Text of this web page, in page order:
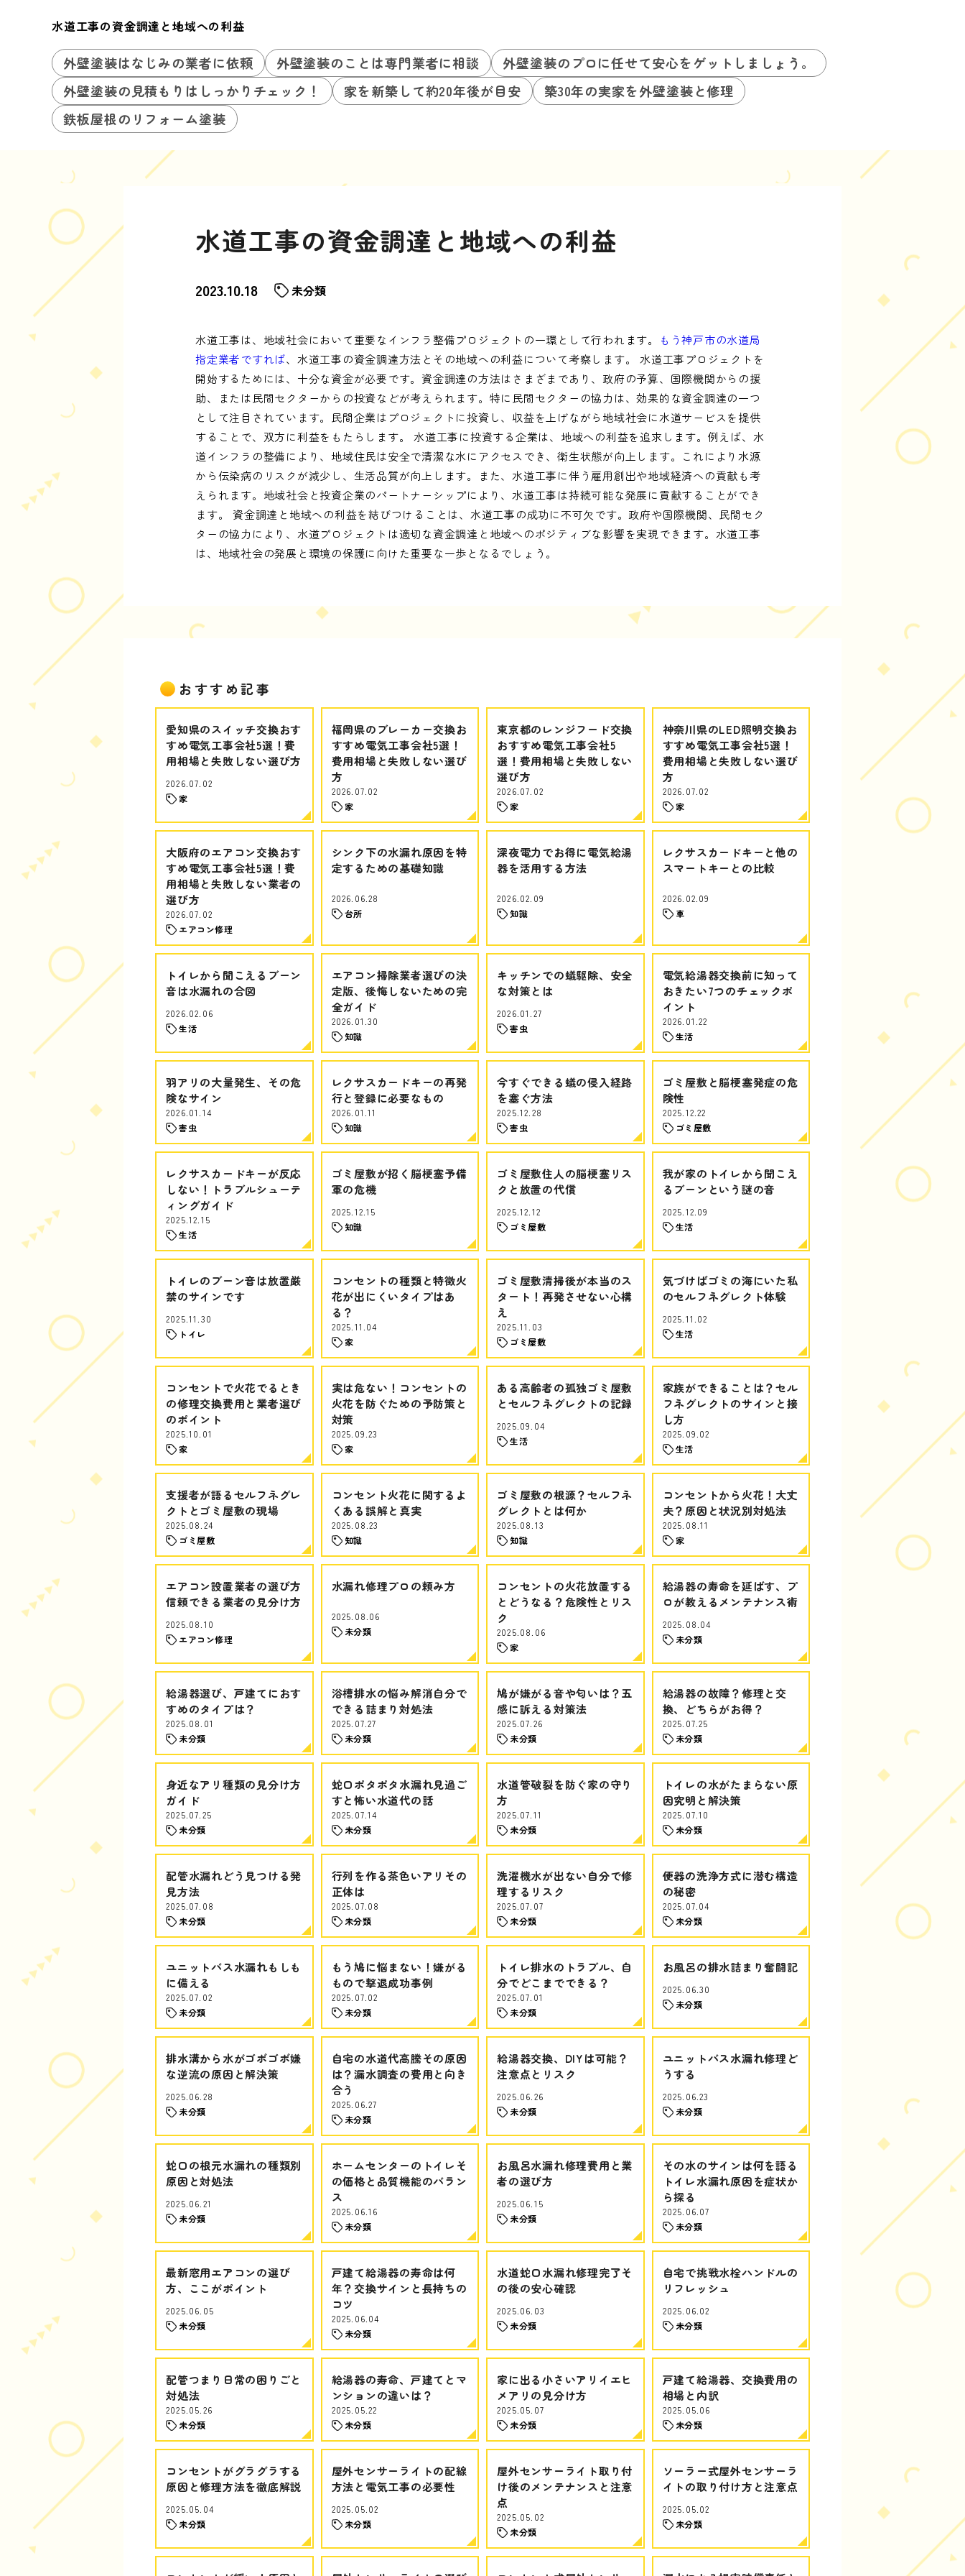
水道工事の資金調達と地域への利益
外壁塗装はなじみの業者に依頼 外壁塗装のことは専門業者に相談
外壁塗装のプロに任せて安心をゲットしましょう。
外壁塗装の見積もりはしっかりチェック！
家を新築して約20年後が目安
築30年の実家を外壁塗装と修理
鉄板屋根のリフォーム塗装
水道工事の資金調達と地域への利益
2023.10.18 未分類
水道工事は、地域社会において重要なインフラ整備プロジェクトの一環として行われます。
もう神戸市の水道局
指定業者ですれば、水道工事の資金調達方法とその地域への利益について考察します。 水道工事プロジェクトを
開始するためには、十分な資金が必要です。資金調達の方法はさまざまであり、政府の予算、国際機関からの援
助、または民間セクターからの投資などが考えられます。特に民間セクターの協力は、効果的な資金調達の一つ
として注目されています。民間企業はプロジェクトに投資し、収益を上げながら地域社会に水道サービスを提供
することで、双方に利益をもたらします。 水道工事に投資する企業は、地域への利益を追求します。例えば、水
道インフラの整備により、地域住民は安全で清潔な水にアクセスでき、衛生状態が向上します。これにより水源
から伝染病のリスクが減少し、生活品質が向上します。また、水道工事に伴う雇用創出や地域経済への貢献も考
えられます。地域社会と投資企業のパートナーシップにより、水道工事は持続可能な発展に貢献することができ
ます。 資金調達と地域への利益を結びつけることは、水道工事の成功に不可欠です。政府や国際機関、民間セク
ターの協力により、水道プロジェクトは適切な資金調達と地域へのポジティブな影響を実現できます。水道工事
は、地域社会の発展と環境の保護に向けた重要な一歩となるでしょう。
おすすめ記事
愛知県のスイッチ交換おす
すめ電気工事会社5選！費
用相場と失敗しない選び方
2026.07.02
家
福岡県のブレーカー交換お
すすめ電気工事会社5選！
費用相場と失敗しない選び
方
2026.07.02
家
東京都のレンジフード交換
おすすめ電気工事会社5
選！費用相場と失敗しない
選び方
2026.07.02
家
神奈川県のLED照明交換お
すすめ電気工事会社5選！
費用相場と失敗しない選び
方
2026.07.02
家
大阪府のエアコン交換おす
すめ電気工事会社5選！費
用相場と失敗しない業者の
選び方
2026.07.02
エアコン修理
シンク下の水漏れ原因を特
定するための基礎知識
2026.06.28
台所
深夜電力でお得に電気給湯
器を活用する方法
2026.02.09
知識
レクサスカードキーと他の
スマートキーとの比較
2026.02.09
車
トイレから聞こえるブーン
音は水漏れの合図
2026.02.06
生活
エアコン掃除業者選びの決
定版、後悔しないための完
全ガイド
2026.01.30
知識
キッチンでの蟻駆除、安全
な対策とは
2026.01.27
害虫
電気給湯器交換前に知って
おきたい7つのチェックポ
イント
2026.01.22
生活
羽アリの大量発生、その危
険なサイン
2026.01.14
害虫
レクサスカードキーの再発
行と登録に必要なもの
2026.01.11
知識
今すぐできる蟻の侵入経路
を塞ぐ方法
2025.12.28
害虫
ゴミ屋敷と脳梗塞発症の危
険性
2025.12.22
ゴミ屋敷
レクサスカードキーが反応
しない！トラブルシューテ
ィングガイド
2025.12.15
生活
ゴミ屋敷が招く脳梗塞予備
軍の危機
2025.12.15
知識
ゴミ屋敷住人の脳梗塞リス
クと放置の代償
2025.12.12
ゴミ屋敷
我が家のトイレから聞こえ
るブーンという謎の音
2025.12.09
生活
トイレのブーン音は放置厳
禁のサインです
2025.11.30
トイレ
コンセントの種類と特徴火
花が出にくいタイプはあ
る？
2025.11.04
家
ゴミ屋敷清掃後が本当のス
タート！再発させない心構
え
2025.11.03
ゴミ屋敷
気づけばゴミの海にいた私
のセルフネグレクト体験
2025.11.02
生活
コンセントで火花でるとき
の修理交換費用と業者選び
のポイント
2025.10.01
家
実は危ない！コンセントの
火花を防ぐための予防策と
対策
2025.09.23
家
ある高齢者の孤独ゴミ屋敷
とセルフネグレクトの記録
2025.09.04
生活
家族ができることは？セル
フネグレクトのサインと接
し方
2025.09.02
生活
支援者が語るセルフネグレ
クトとゴミ屋敷の現場
2025.08.24
ゴミ屋敷
コンセント火花に関するよ
くある誤解と真実
2025.08.23
知識
ゴミ屋敷の根源？セルフネ
グレクトとは何か
2025.08.13
知識
コンセントから火花！大丈
夫？原因と状況別対処法
2025.08.11
家
エアコン設置業者の選び方
信頼できる業者の見分け方
2025.08.10
エアコン修理
水漏れ修理プロの頼み方
2025.08.06
未分類
コンセントの火花放置する
とどうなる？危険性とリス
ク
2025.08.06
家
給湯器の寿命を延ばす、プ
ロが教えるメンテナンス術
2025.08.04
未分類
給湯器選び、戸建てにおす
すめのタイプは？
2025.08.01
未分類
浴槽排水の悩み解消自分で
できる詰まり対処法
2025.07.27
未分類
鳩が嫌がる音や匂いは？五
感に訴える対策法
2025.07.26
未分類
給湯器の故障？修理と交
換、どちらがお得？
2025.07.25
未分類
身近なアリ種類の見分け方
ガイド
2025.07.25
未分類
蛇口ポタポタ水漏れ見過ご
すと怖い水道代の話
2025.07.14
未分類
水道管破裂を防ぐ家の守り
方
2025.07.11
未分類
トイレの水がたまらない原
因究明と解決策
2025.07.10
未分類
配管水漏れどう見つける発
見方法
2025.07.08
未分類
行列を作る茶色いアリその
正体は
2025.07.08
未分類
洗濯機水が出ない自分で修
理するリスク
2025.07.07
未分類
便器の洗浄方式に潜む構造
の秘密
2025.07.04
未分類
ユニットバス水漏れもしも
に備える
2025.07.02
未分類
もう鳩に悩まない！嫌がる
もので撃退成功事例
2025.07.02
未分類
トイレ排水のトラブル、自
分でどこまでできる？
2025.07.01
未分類
お風呂の排水詰まり奮闘記
2025.06.30
未分類
排水溝から水がゴボゴボ嫌
な逆流の原因と解決策
2025.06.28
未分類
自宅の水道代高騰その原因
は？漏水調査の費用と向き
合う
2025.06.27
未分類
給湯器交換、DIYは可能？
注意点とリスク
2025.06.26
未分類
ユニットバス水漏れ修理ど
うする
2025.06.23
未分類
蛇口の根元水漏れの種類別
原因と対処法
2025.06.21
未分類
ホームセンターのトイレそ
の価格と品質機能のバラン
ス
2025.06.16
未分類
お風呂水漏れ修理費用と業
者の選び方
2025.06.15
未分類
その水のサインは何を語る
トイレ水漏れ原因を症状か
ら探る
2025.06.07
未分類
最新窓用エアコンの選び
方、ここがポイント
2025.06.05
未分類
戸建て給湯器の寿命は何
年？交換サインと長持ちの
コツ
2025.06.04
未分類
水道蛇口水漏れ修理完了そ
の後の安心確認
2025.06.03
未分類
自宅で挑戦水栓ハンドルの
リフレッシュ
2025.06.02
未分類
配管つまり日常の困りごと
対処法
2025.05.26
未分類
給湯器の寿命、戸建てとマ
ンションの違いは？
2025.05.22
未分類
家に出る小さいアリイエヒ
メアリの見分け方
2025.05.07
未分類
戸建て給湯器、交換費用の
相場と内訳
2025.05.06
未分類
コンセントがグラグラする
原因と修理方法を徹底解説
2025.05.04
未分類
屋外センサーライトの配線
方法と電気工事の必要性
2025.05.02
未分類
屋外センサーライト取り付
け後のメンテナンスと注意
点
2025.05.02
未分類
ソーラー式屋外センサーラ
イトの取り付け方と注意点
2025.05.02
未分類